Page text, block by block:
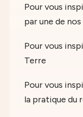
Pour vous
par une de
Pour vous
Terre
Pour vous
la pratique du